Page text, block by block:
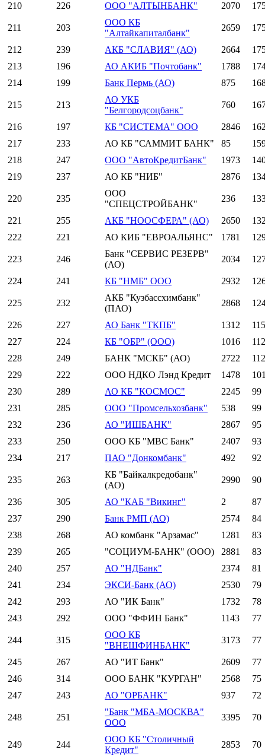
210 226 ООО "АЛТЫНБАНК" 2070
211 203
ООО КБ
"Алтайкапиталбанк"
2659
212 239 АКБ "СЛАВИЯ" (АО) 2664
213
196 АО АКИБ "Почтобанк" 1788
214
199 Банк Пермь (АО) 875
215 213
АО УКБ
"Белгородсоцбанк"
760
216 197 КБ "СИСТЕМА" ООО 2846
217
233 АО КБ "САММИТ БАНК" 85
218
247 ООО "АвтоКредитБанк" 1973
219
237 АО КБ "НИБ" 2876
220 235
ООО
"СПЕЦСТРОЙБАНК"
236
221 255 АКБ "НООСФЕРА" (АО) 2650
222
221 АО КИБ "ЕВРОАЛЬЯНС" 1781
223 246
Банк "СЕРВИС РЕЗЕРВ"
(АО)
2034
224 241 КБ "НМБ" ООО 2932
225 232
АКБ "Кузбассхимбанк"
(ПАО)
2868
226 227 АО Банк "ТКПБ" 1312
115
227
224 КБ "ОБР" (ООО) 1016
112
228
249 БАНК "МСКБ" (АО) 2722
112
229
222 ООО НДКО Лэнд Кредит 1478
230
289 АО КБ "КОСМОС" 2245
99
231
285 ООО "Промсельхозбанк" 538
99
232
236 АО "ИШБАНК" 2867
95
233
250 ООО КБ "МВС Банк" 2407
93
234
217 ПАО "Донкомбанк" 492 92
235 263
КБ "Байкалкредобанк"
(АО)
2990 90
236 305 АО "КАБ "Викинг" 2
87
237
290 Банк РМП (АО) 2574
84
238
268 АО комбанк "Арзамас" 1281
83
239
265 "СОЦИУМ-БАНК" (ООО) 2881
83
240
257 АО "НДБанк" 2374
81
241
234 ЭКСИ-Банк (АО) 2530
79
242
293 АО "ИК Банк" 1732
78
243
292 ООО "ФФИН Банк" 1143 77
244 315
ООО КБ
"ВНЕШФИНБАНК"
3173 77
245 267 АО "ИТ Банк" 2609
77
246
314 ООО БАНК "КУРГАН" 2568
75
247
243 АО "ОРБАНК" 937 72
248 251
"Банк "МБА-МОСКВА"
ООО
3395 70
249 244
ООО КБ "Столичный
Кредит"
2853 70